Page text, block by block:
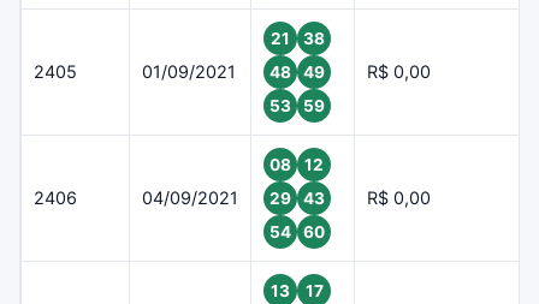
2405 01/09/2021
21
38
48
49
53
59
R$ 0,00
2406 04/09/2021
08
12
29
43
54
60
R$ 0,00
13
17